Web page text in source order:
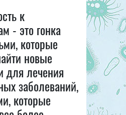
к
- это гонка
которые
новые
для лечения
заболеваний,
которые